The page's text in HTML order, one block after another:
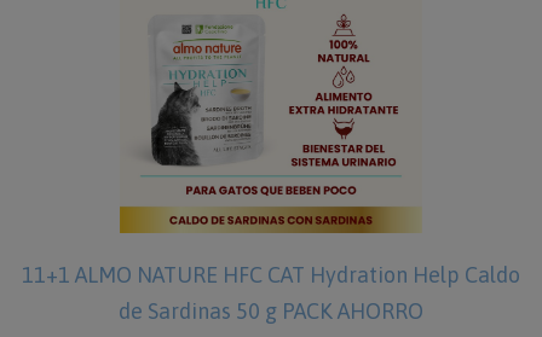
11+1 ALMO NATURE HFC CAT Hydration Help Caldo
de Sardinas 50 g PACK AHORRO